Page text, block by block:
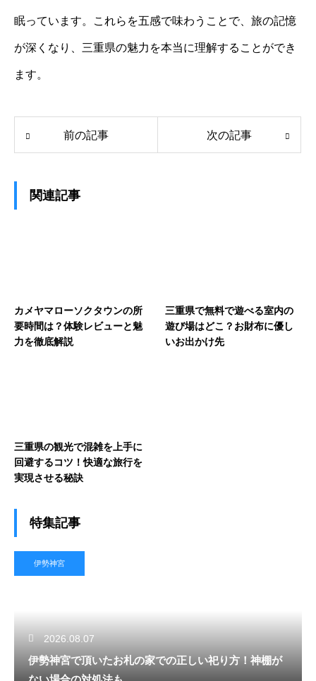
眠っています。これらを五感で味わうことで、旅の記憶
が深くなり、三重県の魅力を本当に理解することができ
ます。
前の記事 次の記事
関連記事
カメヤマローソクタウンの所
要時間は？体験レビューと魅
力を徹底解説
三重県で無料で遊べる室内の
遊び場はどこ？お財布に優し
いお出かけ先
三重県の観光で混雑を上手に
回避するコツ！快適な旅行を
実現させる秘訣
特集記事
伊勢神宮
2026.08.07
伊勢神宮で頂いたお札の家での正しい祀り方！神棚が